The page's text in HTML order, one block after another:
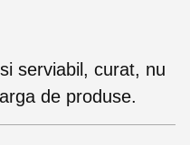
serviabil, curat, nu
de produse.